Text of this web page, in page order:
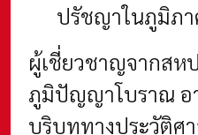
ปรัชญาในภูมิภ
ผู้เชี่ยวชาญจากสห
ภูมิปัญญาโบราณ อ
บริบททางประวัติศ